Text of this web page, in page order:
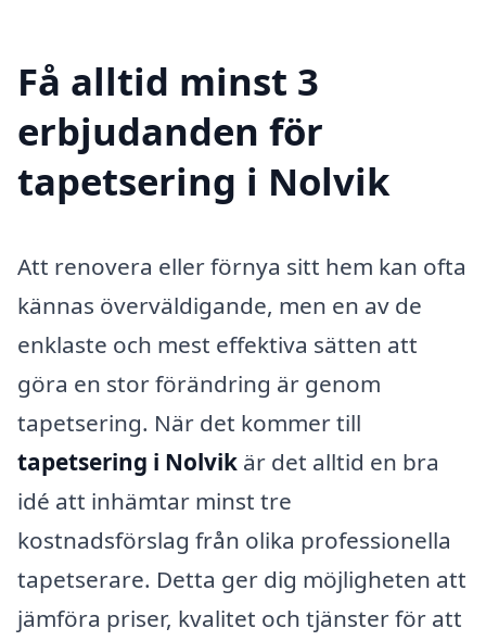
Få alltid minst 3
erbjudanden för
tapetsering i Nolvik
Att renovera eller förnya sitt hem kan ofta
kännas överväldigande, men en av de
enklaste och mest effektiva sätten att
göra en stor förändring är genom
tapetsering. När det kommer till
tapetsering i Nolvik är det alltid en bra
idé att inhämtar minst tre
kostnadsförslag från olika professionella
tapetserare. Detta ger dig möjligheten att
jämföra priser, kvalitet och tjänster för att